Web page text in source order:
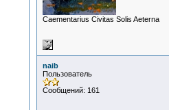
Сaementarius Civitas Solis Aeterna
naib
Пользователь
Сообщений: 161